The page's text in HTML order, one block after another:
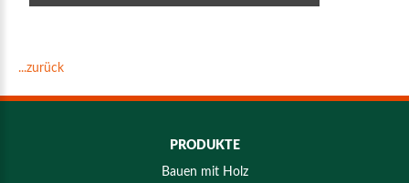
...zurück
PRODUKTE
Bauen mit Holz